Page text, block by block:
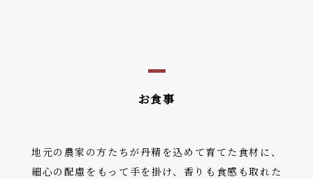
お食事
地元の農家の方たちが丹精を込めて育てた食材に、
細心の配慮をもって手を掛け、香りも食感も取れた